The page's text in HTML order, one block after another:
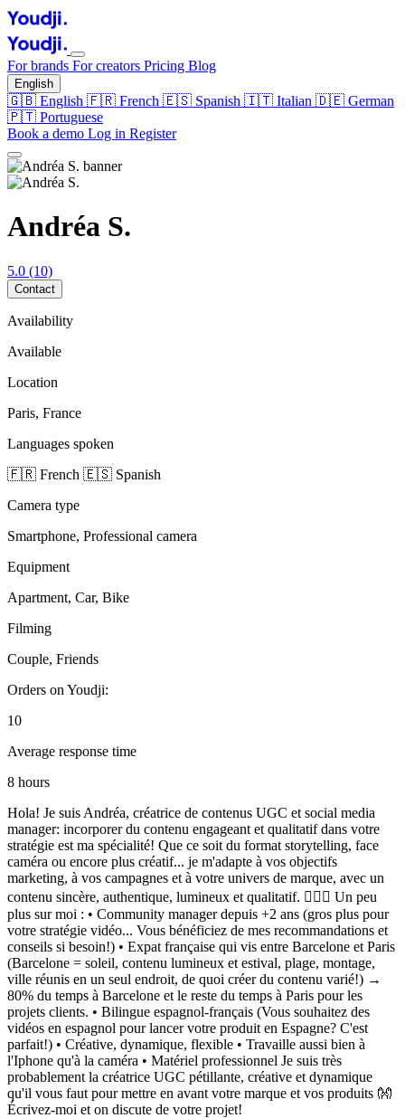
For brands For creators Pricing Blog
English
🇬🇧 English 🇫🇷 French 🇪🇸 Spanish 🇮🇹 Italian 🇩🇪 German
🇵🇹 Portuguese
Book a demo Log in Register
Andréa S.
5.0 (10)
Contact
Availability
Available
Location
Paris, France
Languages spoken
🇫🇷 French 🇪🇸 Spanish
Camera type
Smartphone, Professional camera
Equipment
Apartment, Car, Bike
Filming
Couple, Friends
Orders on Youdji:
10
Average response time
8 hours
Hola! Je suis Andréa, créatrice de contenus UGC et social media
manager: incorporer du contenu engageant et qualitatif dans votre
stratégie est ma spécialité! Que ce soit du format storytelling, face
caméra ou encore plus créatif... je m'adapte à vos objectifs
marketing, à vos campagnes et à votre univers de marque, avec un
contenu sincère, authentique, lumineux et qualitatif. 🙋🏼‍♀️ Un peu
plus sur moi : • Community manager depuis +2 ans (gros plus pour
votre stratégie vidéo... Vous bénéficiez de mes recommandations et
conseils si besoin!) • Expat française qui vis entre Barcelone et Paris
(Barcelone = soleil, contenu lumineux et estival, plage, montage,
ville réunis en un seul endroit, de quoi créer du contenu varié!) →
80% du temps à Barcelone et le reste du temps à Paris pour les
projets clients. • Bilingue espagnol-français (Vous souhaitez des
vidéos en espagnol pour lancer votre produit en Espagne? C'est
parfait!) • Créative, dynamique, flexible • Travaille aussi bien à
l'Iphone qu'à la caméra • Matériel professionnel Je suis très
probablement la créatrice UGC pétillante, créative et dynamique
qu'il vous faut pour mettre en avant votre marque et vos produits 👐
Écrivez-moi et on discute de votre projet!